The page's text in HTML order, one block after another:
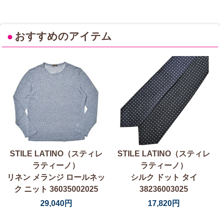
● おすすめのアイテム
STILE LATINO（スティレ
ラティーノ）
リネン メランジ ロールネッ
ク ニット 36035002025
29,040円
STILE LATINO（スティレ
ラティーノ）
シルク ドット タイ
38236003025
17,820円